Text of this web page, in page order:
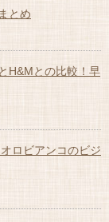
とめ
H&Mとの比較！早
ロビアンコのビジ